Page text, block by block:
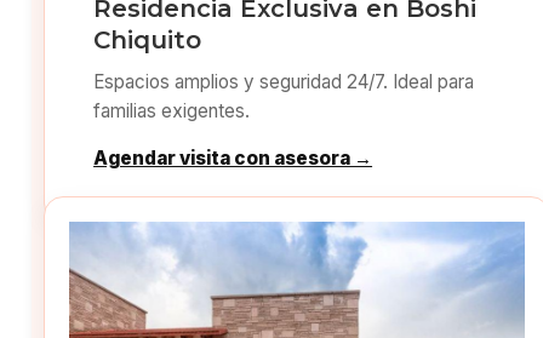
Residencia Exclusiva en Boshi
Chiquito
Espacios amplios y seguridad 24/7. Ideal para
familias exigentes.
Agendar visita con asesora →